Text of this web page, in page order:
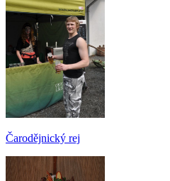
Čarodějnický rej